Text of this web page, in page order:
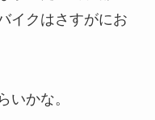
イクはさすがにお
いかな。